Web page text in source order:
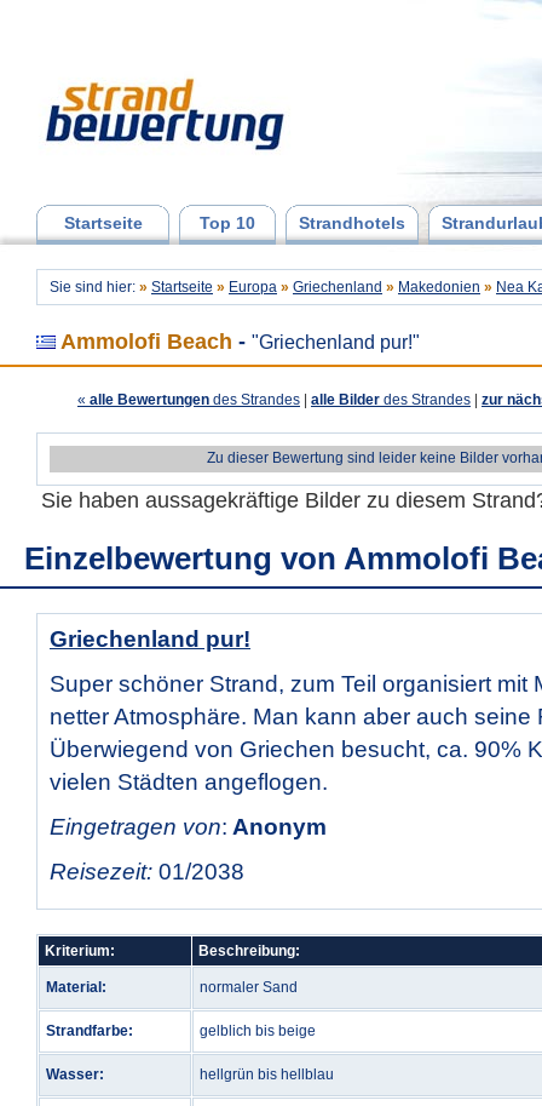
Startseite Top 10 Strandhotels
Sie sind hier: » Startseite » Europa » Griechenland » Makedonien » Nea
Ammolofi Beach - "Griechenland pur!"
« alle Bewertungen des Strandes alle Bilder des Strandes zur
Zu dieser Bewertung sind leider keine Bilder
Sie haben aussagekräftige Bilder zu diesem
Einzelbewertung von Ammolofi
Griechenland pur!
Super schöner Strand, zum Teil organisiert mit
netter Atmosphäre. Man kann aber auch seine
Überwiegend von Griechen besucht, ca. 90%
vielen Städten angeflogen.
Eingetragen von: Anonym
Reisezeit: 01/2038
Kriterium: Beschreibung:
Material: normaler Sand
Strandfarbe: gelblich bis beige
Wasser: hellgrün bis hellblau